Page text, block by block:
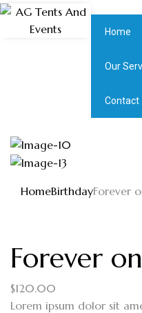
Home
Our
Contact
HomeBirthdayForever
Forever
$120.00
Lorem ipsum dolor sit